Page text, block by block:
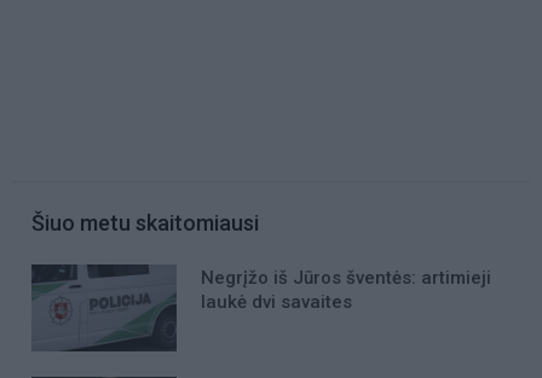
Šiuo metu skaitomiausi
Negrįžo iš Jūros šventės: artimieji
laukė dvi savaites